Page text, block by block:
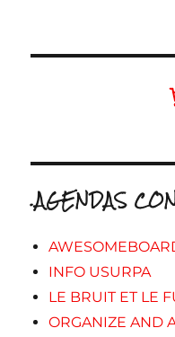
.AGENDAS
INFO USURPA
LE BRUIT ET LE
ORGANIZE AND